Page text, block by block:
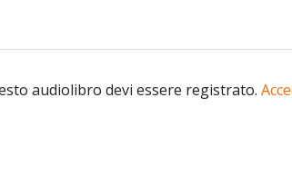
audiolibro devi essere registrato.